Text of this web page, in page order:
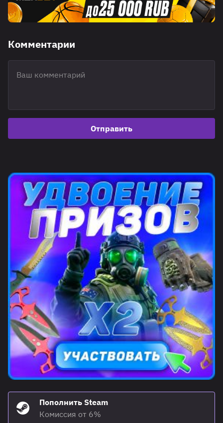
Комментарии
Отправить
Пополнить Steam
Комиссия от 6%